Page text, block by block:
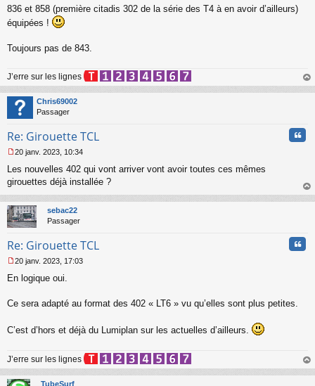
s
g
n
l
836 et 858 (première citadis 302 de la série des T4 à en avoir d’ailleurs)
équipées !
Toujours pas de 843.
J’erre sur les lignes
au
Chris69002
Passager
Re: Girouette TCL
e
s
a
g
e
o
l
u
20 janv. 2023, 10:34
Les nouvelles 402 qui vont arriver vont avoir toutes ces mêmes
girouettes déjà installée ?
au
sebac22
Passager
Re: Girouette TCL
e
s
e
n
l
20 janv. 2023, 17:03
En logique oui.
Ce sera adapté au format des 402 « LT6 » vu qu’elles sont plus petites.
C’est d’hors et déjà du Lumiplan sur les actuelles d’ailleurs.
J’erre sur les lignes
au
TubeSurf